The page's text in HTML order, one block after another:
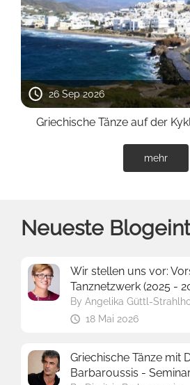
26 Sep 2026
Griechische Tänze auf der
mehr
Neueste
Wir stellen uns vor:
Tanznetzwerk (2025 -
ByAngelika Güttl-
18 Mai 2026
Griechische Tänze mit
Barbaroussis -